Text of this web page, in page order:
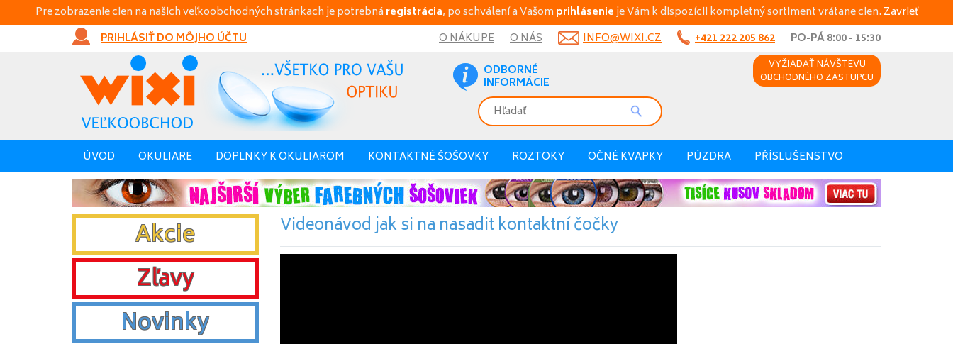
Pre zobrazenie cien na našich veľkoobchodných stránkach je potrebnáregistrácia, po schválení a Vašom prihlásenieje Vám k dispozícii kompletný sortiment vrátane cien.Zavrieť
PRIHLÁSIŤ DO MÔJHO ÚČTU
O NÁKUPE O NÁS INFO@WIXI.CZ +421 222 205 862
PO-PÁ 8:00 - 15:30
ODBORNÉ
INFORMÁCIE
VYŽIADAŤ NÁVŠTEVU
OBCHODNÉHO ZÁSTUPCU
ÚVOD OKULIARE DOPLNKY K OKULIAROM KONTAKTNÉ ŠOŠOVKY ROZTOKY OČNÉ KVAPKY PÚZDRA PŘÍSLUŠENSTVO
Videonávod jak si na nasadit kontaktní čočky
Akcie
Zľavy
Novinky